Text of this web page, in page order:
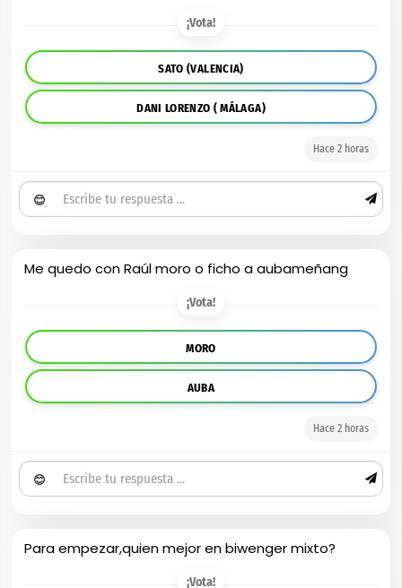
¡Vota!
SATO (VALENCIA)
DANI LORENZO ( MÁLAGA)
Hace 2 horas
😊
Me quedo con Raúl moro o ficho a aubameñang
¡Vota!
MORO
AUBA
Hace 2 horas
😊
Para empezar,quien mejor en biwenger mixto?
¡Vota!